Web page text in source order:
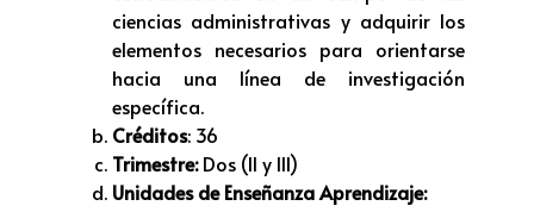
ciencias administrativas y adquirir los
elementos necesarios para orientarse
hacia una línea de investigación
específica.
Créditos: 36
Trimestre:Dos (II y III)
Unidades de Enseñanza Aprendizaje: